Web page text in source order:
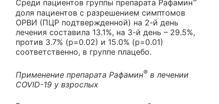
Среди пациентов группы препарата Рафамин
доля пациентов с разрешением симптомов
ОРВИ (ПЦР подтвержденной) на 2-й день
лечения составила 13.1%, на 3-й день – 29.5%,
против 3.7% (р=0.02) и 15.0% (р=0.01)
соответственно, в группе плацебо.
Применение препарата Рафамин® в лечении
COVID-19 у взрослых